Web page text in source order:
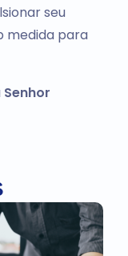
seu
medida para
Senhor